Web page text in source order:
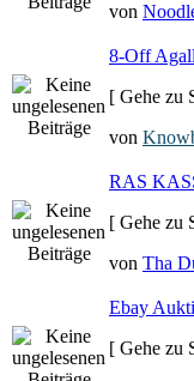
von
8-Off
[ Gehe zu
von
RAS
[ Gehe zu
von Tha
Ebay
[ Gehe zu